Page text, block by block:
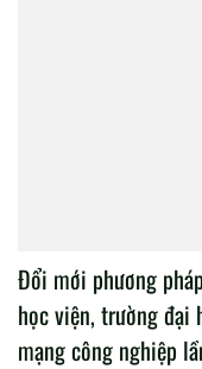
Đổi mới phương
học viện, trường đại
mạng công nghiệp